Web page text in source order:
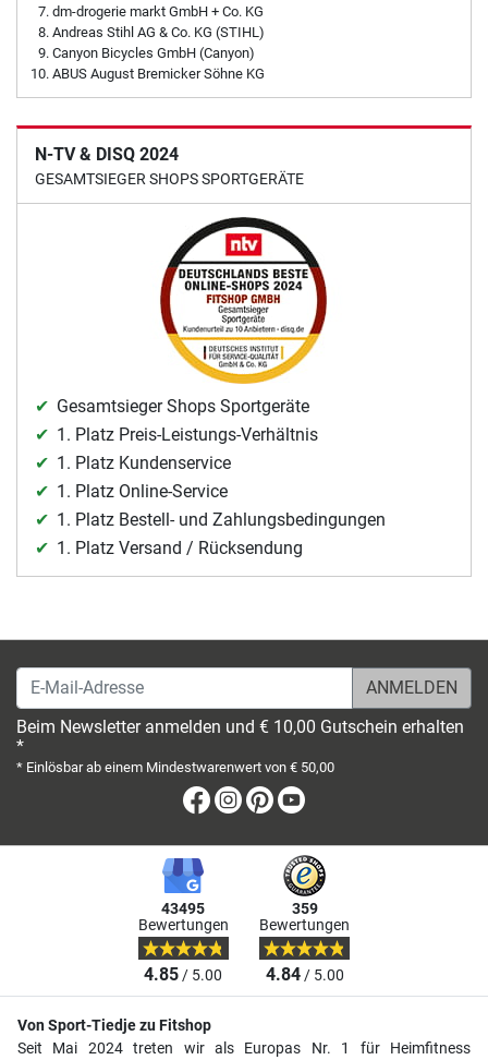
dm-drogerie markt GmbH + Co. KG
Andreas Stihl AG & Co. KG (STIHL)
Canyon Bicycles GmbH (Canyon)
ABUS August Bremicker Söhne KG
N-TV & DISQ 2024
GESAMTSIEGER SHOPS SPORTGERÄTE
Gesamtsieger Shops Sportgeräte
1. Platz Preis-Leistungs-Verhältnis
1. Platz Kundenservice
1. Platz Online-Service
1. Platz Bestell- und Zahlungsbedingungen
1. Platz Versand / Rücksendung
E-Mail-Adresse
Beim Newsletter anmelden und € 10,00 Gutschein erhalten
*
* Einlösbar ab einem Mindestwarenwert von € 50,00
Facebook
Instagram
Pinterest
43495
Bewertungen
4.85/ 5.00
359
Bewertungen
4.84/ 5.00
Von Sport-Tiedje zu Fitshop
Seit Mai 2024 treten wir als Europas Nr. 1 für Heimfitness